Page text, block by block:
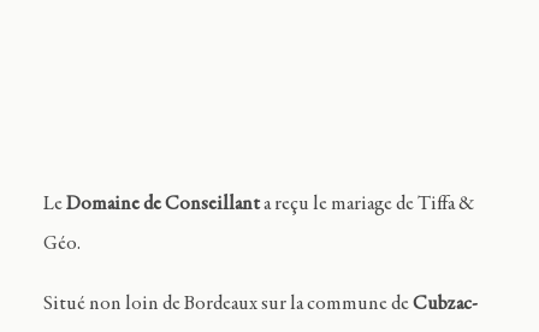
LeDomaine de Conseillanta reçu le mariage de Tiffa &
Géo.
Situé non loin de Bordeaux sur la commune deCubzac-